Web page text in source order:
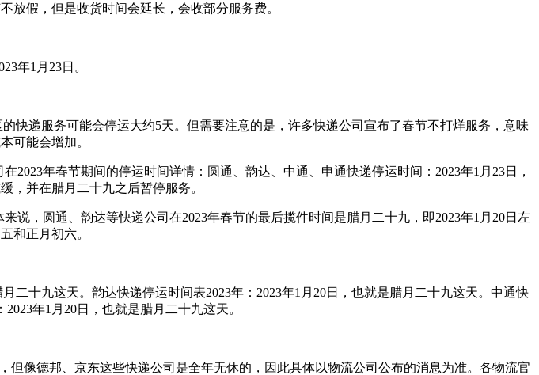
放假，但是收货时间会延长，会收部分服务费。
年1月23日。
快递服务可能会停运大约5天。但需要注意的是，许多快递公司宣布了春节不打烊服务，意味
可能会增加。
年春节期间的停运时间详情：圆通、韵达、中通、申通快递停运时间：2023年1月23日，
，并在腊月二十九之后暂停服务。
说，圆通、韵达等快递公司在2023年春节的最后揽件时间是腊月二十九，即2023年1月20日左
和正月初六。
二十九这天。韵达快递停运时间表2023年：2023年1月20日，也就是腊月二十九这天。中通快
年1月20日，也就是腊月二十九这天。
但像德邦、京东这些快递公司是全年无休的，因此具体以物流公司公布的消息为准。各物流官